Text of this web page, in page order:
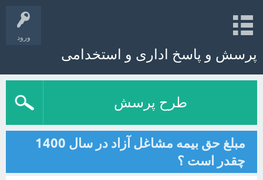
ورود
پرسش و پاسخ اداری و استخدامی
طرح پرسش
مبلغ حق بیمه مشاغل آزاد در سال 1400
چقدر است ؟